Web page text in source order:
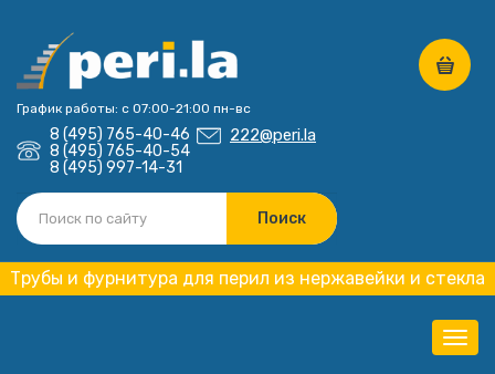
График работы: с 07:00-21:00 пн-вс
8 (495) 765-40-46
8 (495) 765-40-54
8 (495) 997-14-31
222@peri.la
Трубы и фурнитура для перил из нержавейки и стекла